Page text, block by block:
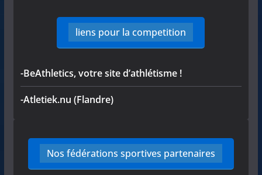
liens pour la competition
-BeAthletics, votre site d’athlétisme !
-Atletiek.nu (Flandre)
Nos fédérations sportives partenaires